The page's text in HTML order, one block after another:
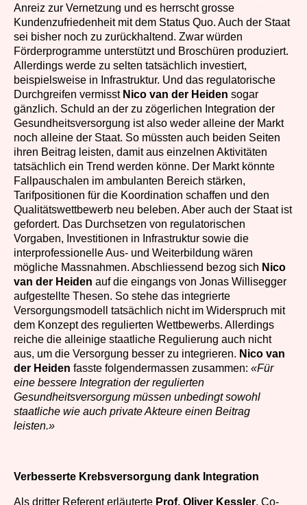
Anreiz zur Vernetzung und es herrscht grosse
Kundenzufriedenheit mit dem Status Quo. Auch der Staat
sei bisher noch zu zurückhaltend. Zwar würden
Förderprogramme unterstützt und Broschüren produziert.
Allerdings werde zu selten tatsächlich investiert,
beispielsweise in Infrastruktur. Und das regulatorische
Durchgreifen vermisstNico van der Heiden sogar
gänzlich. Schuld an der zu zögerlichen Integration der
Gesundheitsversorgung ist also weder alleine der Markt
noch alleine der Staat. So müssten auch beiden Seiten
ihren Beitrag leisten, damit aus einzelnen Aktivitäten
tatsächlich ein Trend werden könne. Der Markt könnte
Fallpauschalen im ambulanten Bereich stärken,
Tarifpositionen für die Koordination schaffen und den
Qualitätswettbewerb neu beleben. Aber auch der Staat ist
gefordert. Das Durchsetzen von regulatorischen
Vorgaben, Investitionen in Infrastruktur sowie die
interprofessionelle Aus- und Weiterbildung wären
mögliche Massnahmen. Abschliessend bezog sich Nico
van der Heiden auf die eingangs von Jonas Willisegger
aufgestellte Thesen. So stehe das integrierte
Versorgungsmodell tatsächlich nicht im Widerspruch mit
dem Konzept des regulierten Wettbewerbs. Allerdings
reiche die alleinige staatliche Regulierung auch nicht
aus, um die Versorgung besser zu integrieren. Nico van
der Heiden fasste folgendermassen zusammen:«Für
eine bessere Integration der regulierten
Gesundheitsversorgung müssen unbedingt sowohl
staatliche wie auch private Akteure einen Beitrag
leisten.»
Verbesserte Krebsversorgung dank Integration
Als dritter Referent erläuterte Prof. Oliver Kessler, Co-